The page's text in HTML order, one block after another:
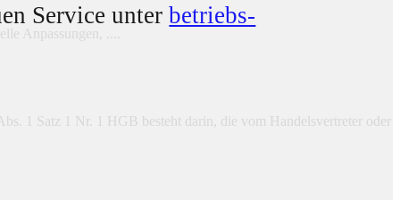
Service unterbetriebs-
Anpassungen, ....
1 Satz 1 Nr. 1 HGB besteht darin, die vom Handelsvertreter oder